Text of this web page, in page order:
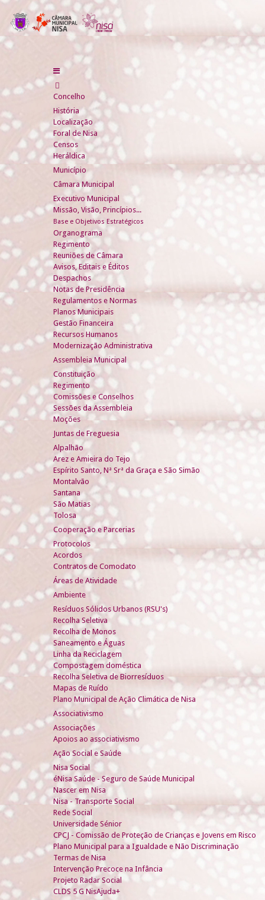
Concelho
História
Localização
Foral de Nisa
Censos
Heráldica
Município
Câmara Municipal
Executivo Municipal
Missão, Visão, Princípios...
Base e Objetivos Estratégicos
Organograma
Regimento
Reuniões de Câmara
Avisos, Editais e Éditos
Despachos
Notas de Presidência
Regulamentos e Normas
Planos Municipais
Gestão Financeira
Recursos Humanos
Modernização Administrativa
Assembleia Municipal
Constituição
Regimento
Comissões e Conselhos
Sessões da Assembleia
Moções
Juntas de Freguesia
Alpalhão
Arez e Amieira do Tejo
Espírito Santo, Nª Srª da Graça e São Simão
Montalvão
Santana
São Matias
Tolosa
Cooperação e Parcerias
Protocolos
Acordos
Contratos de Comodato
Áreas de Atividade
Ambiente
Resíduos Sólidos Urbanos (RSU's)
Recolha Seletiva
Recolha de Monos
Saneamento e Águas
Linha da Reciclagem
Compostagem doméstica
Recolha Seletiva de Biorresíduos
Mapas de Ruído
Plano Municipal de Ação Climática de Nisa
Associativismo
Associações
Apoios ao associativismo
Ação Social e Saúde
Nisa Social
éNisa Saúde - Seguro de Saúde Municipal
Nascer em Nisa
Nisa - Transporte Social
Rede Social
Universidade Sénior
CPCJ - Comissão de Proteção de Crianças e Jovens em Risco
Plano Municipal para a Igualdade e Não Discriminação
Termas de Nisa
Intervenção Precoce na Infância
Projeto Radar Social
CLDS 5 G NisAjuda+